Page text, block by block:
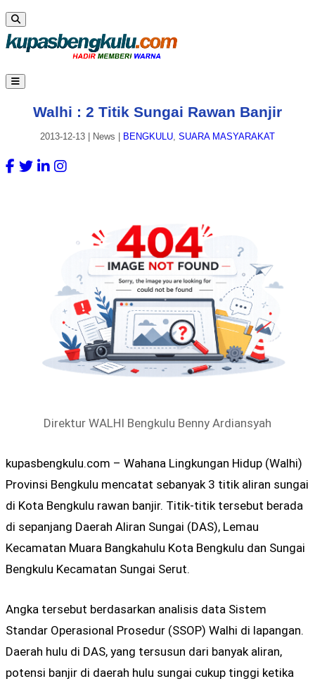
Walhi : 2 Titik Sungai Rawan Banjir
2013-12-13 News BENGKULU, SUARA MASYARAKAT
Direktur WALHI Bengkulu Benny Ardiansyah
kupasbengkulu.com – Wahana Lingkungan Hidup (Walhi)
Provinsi Bengkulu mencatat sebanyak 3 titik aliran sungai
di Kota Bengkulu rawan banjir. Titik-titik tersebut berada
di sepanjang Daerah Aliran Sungai (DAS), Lemau
Kecamatan Muara Bangkahulu Kota Bengkulu dan Sungai
Bengkulu Kecamatan Sungai Serut.
Angka tersebut berdasarkan analisis data Sistem
Standar Operasional Prosedur (SSOP) Walhi di lapangan.
Daerah hulu di DAS, yang tersusun dari banyak aliran,
potensi banjir di daerah hulu sungai cukup tinggi ketika